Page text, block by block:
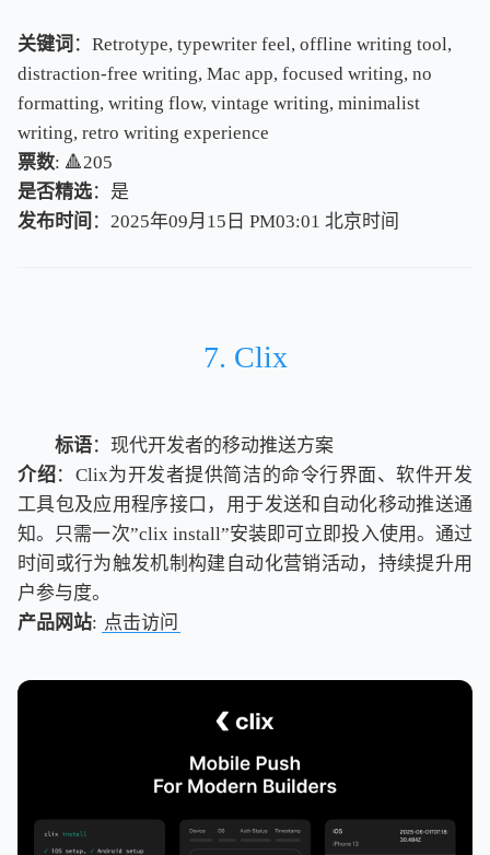
关键词 ：Retrotype, typewriter feel, offline writing tool,
distraction-free writing, Mac app, focused writing, no
formatting, writing flow, vintage writing, minimalist
writing, retro writing experience
票数: 🔺205
是否精选：是
发布时间 ：2025年09月15日 PM03:01 北京时间
北京时间
7. Clix
标语：现代开发者的移动推送方案
介绍：Clix为开发者提供简洁的命令行界面、软件开发
工具包及应用程序接口，用于发送和自动化移动推送通
知。只需一次”clix install”安装即可立即投入使用。通过
时间或行为触发机制构建自动化营销活动，持续提升用
户参与度。
产品网站: 点击访问